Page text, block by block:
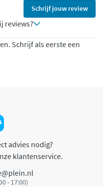
Schrijf jouw review
reviews?
Schrijf als eerste een
advies nodig?
klantenservice.
- 17:00)